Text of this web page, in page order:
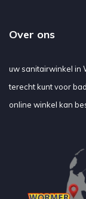
Over ons
uw sanitairwinkel in
terecht kunt voor
online winkel kan